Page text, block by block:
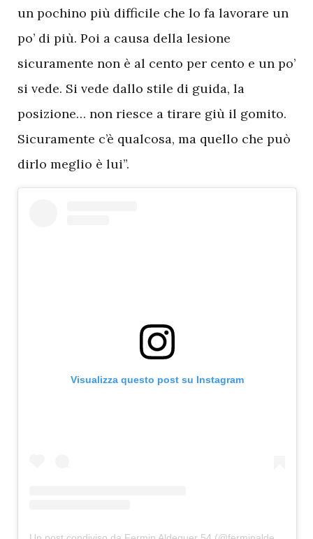
un pochino più difficile che lo fa lavorare un
po’ di più. Poi a causa della lesione
sicuramente non è al cento per cento e un po’
si vede. Si vede dallo stile di guida, la
posizione… non riesce a tirare giù il gomito.
Sicuramente c’è qualcosa, ma quello che può
dirlo meglio è lui”.
Visualizza questo post su Instagram